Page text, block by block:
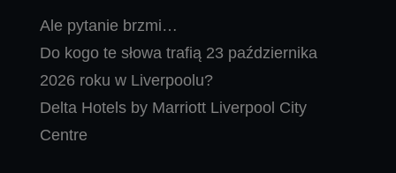
Ale pytanie brzmi…
Do kogo te słowa trafią 23 października
2026 roku w Liverpoolu?
Delta Hotels by Marriott Liverpool City
Centre